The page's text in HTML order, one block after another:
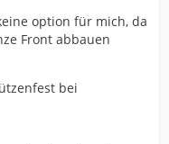
option für mich, da
Front abbauen
bei